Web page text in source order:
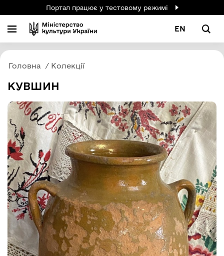
Портал працює у тестовому режимі
EN
Головна Колекції
КУВШИН